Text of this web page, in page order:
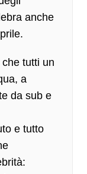
anche
tutti un
a
da sub e
e tutto
: